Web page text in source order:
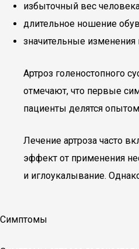
избыточный вес
длительное ношение
значительные
Артроз голеностопного
отмечают, что первые
пациенты делятся
Лечение артроза часто
эффект от применения
и иглоукалывание.
Симптомы